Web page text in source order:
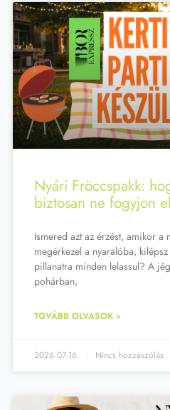
Nyári Fröccspakk:
biztosan ne fogyjon el
Ismered azt az érzést, amikor a
megérkezel a nyaralóba,
pillanatra minden lelassul? A
pohárban,
TOVÁBB OLVASOK »
2026.07.16. Nincs hozzászólás